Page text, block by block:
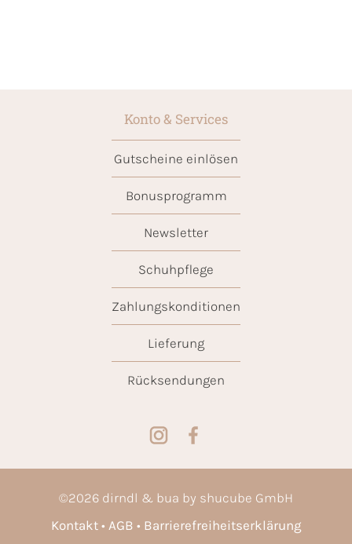
Konto & Services
Gutscheine einlösen
Bonusprogramm
Newsletter
Schuhpflege
Zahlungskonditionen
Lieferung
Rücksendungen
©2026 dirndl & bua by shucube GmbH
Kontakt
AGB Barrierefreiheitserklärung